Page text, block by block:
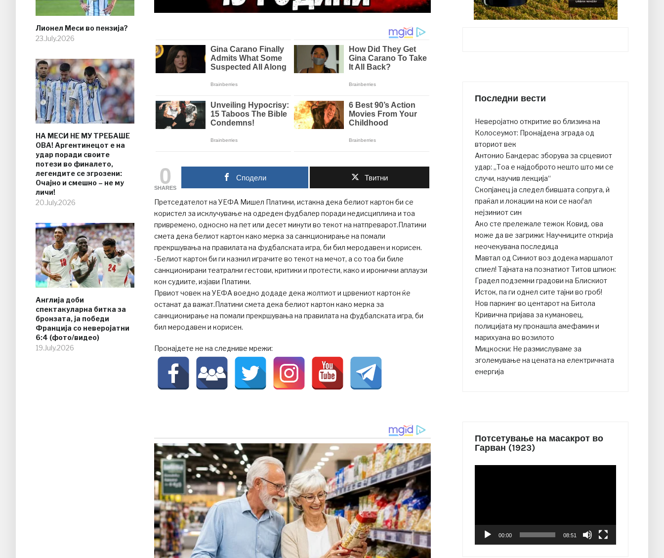
Лионел Меси во пензија?
23.July.2026
НА МЕСИ НЕ МУ ТРЕБАШЕ
ОВА! Аргентинецот е на
удар поради своите
потези во финалето,
легендите се згрозени:
Очајно и смешно – не му
личи!
20.July.2026
Англија доби
спектакуларна битка за
бронзата, ја победи
Франција со неверојатни
6:4 (фото/видео)
19.July.2026
0
SHARES
Сподели Твитни
Претседателот на УЕФА Мишел Платини, истакна дека белиот картон би се
користел за исклучување на одреден фудбалер поради недисциплина и тоа
привремено, односно на пет или десет минути во текот на натпреварот.Платини
смета дека белиот картон како мерка за санкционирање на помали
прекршувања на правилата на фудбалската игра, би бил меродавен и корисен.
-Белиот картон би ги казнил играчите во текот на мечот, а со тоа би биле
санкционирани театрални гестови, критики и протести, како и иронични аплаузи
кон судиите, изјави Платини.
Првиот човек на УЕФА воедно додаде дека жолтиот и црвениот картон ќе
останат да важат.Платини смета дека белиот картон како мерка за
санкционирање на помали прекршувања на правилата на фудбалската игра, би
бил меродавен и корисен.
Пронајдете не на следниве мрежи:
Последни вести
Неверојатно откритие во близина на
Колосеумот: Пронајдена зграда од
вториот век
Антонио Бандерас зборува за срцевиот
удар: „Тоа е најдоброто нешто што ми се
случи, научив лекција“
Скопјанец ја следел бившата сопруга, ѝ
праќал и локации на кои се наоѓал
нејзиниот син
Ако сте прележале тежок Ковид, ова
може да ве загрижи: Научниците открија
неочекувана последица
Mавтал од Синиот воз додека маршалот
спиел! Тајната на познатиот Титов шпион:
Градел подземни градови на Блискиот
Исток, па ги однел сите тајни во гроб!
Нов паркинг во центарот на Битола
Кривична пријава за кумановец,
полицијата му пронашла амефамин и
марихуана во возилото
Мицкоски: Не размислуваме за
зголемување на цената на електричната
енергија
Потсетување на масакрот во
Гарван (1923)
00:00 08:51